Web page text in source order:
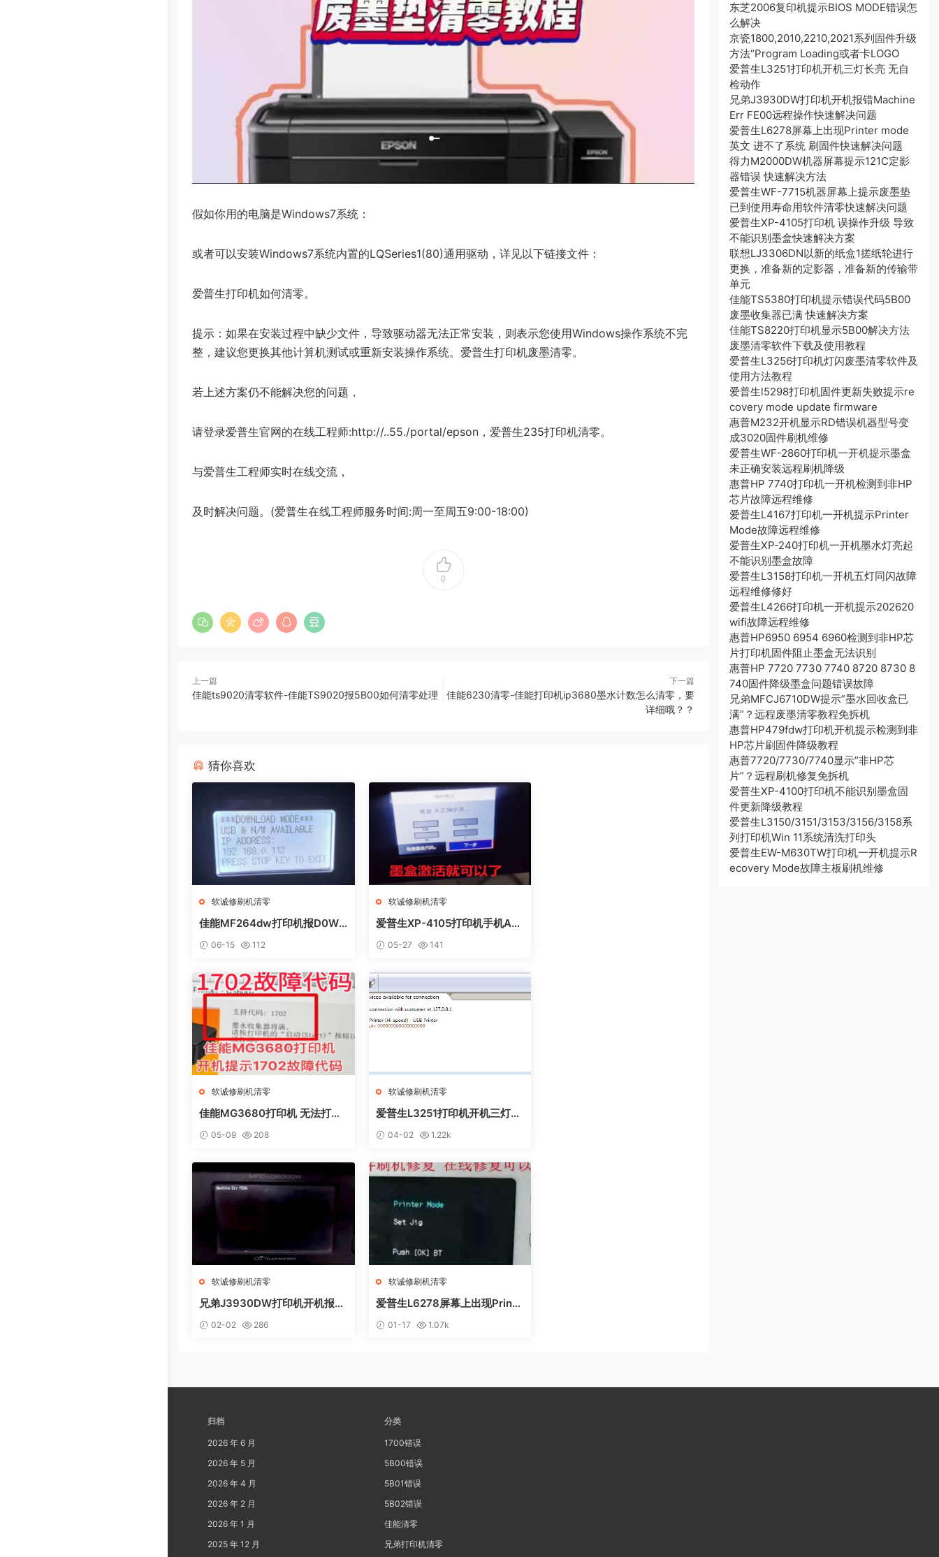
假如你用的电脑是Windows7系统：
或者可以安装Windows7系统内置的LQSeries1(80)通用驱动，详见以下链接文件：
爱普生打印机如何清零。
提示：如果在安装过程中缺少文件，导致驱动器无法正常安装，则表示您使用Windows操作系统不完
整，建议您更换其他计算机测试或重新安装操作系统。爱普生打印机废墨清零。
若上述方案仍不能解决您的问题，
请登录爱普生官网的在线工程师:http://..55./portal/epson，爱普生235打印机清零。
与爱普生工程师实时在线交流，
及时解决问题。(爱普生在线工程师服务时间:周一至周五9:00-18:00)
0
上一篇
佳能ts9020清零软件-佳能TS9020报5B00如何清零处理
下一篇
佳能6230清零-佳能打印机ip3680墨水计数怎么清零，要
详细哦？？
猜你喜欢
软诚修刷机清零
佳能MF264dw打印机报D0WN
06-15 112
软诚修刷机清零
爱普生XP-4105打印机手机AP
盒 05-27 141
软诚修刷机清零
佳能MG3680打印机 无法打印
集器已满
05-09 208
软诚修刷机清零
爱普生L3251打印机开机三灯长
04-02 1.22k
软诚修刷机清零
兄弟J3930DW打印机开机报错
速解决问题
02-02 286
软诚修刷机清零
爱普生L6278屏幕上出现Printe
快速解决问题
01-17 1.07k
东芝2006复印机提示BIOS MODE错误怎
么解决
京瓷1800,2010,2210,2021系列固件升级
方法“Program Loading或者卡LOGO
爱普生L3251打印机开机三灯长亮 无自
检动作
兄弟J3930DW打印机开机报错Machine
Err FE00远程操作快速解决问题
爱普生L6278屏幕上出现Printer mode
英文 进不了系统 刷固件快速解决问题
得力M2000DW机器屏幕提示121C定影
器错误 快速解决方法
爱普生WF-7715机器屏幕上提示废墨垫
已到使用寿命用软件清零快速解决问题
爱普生XP-4105打印机 误操作升级 导致
不能识别墨盒快速解决方案
联想LJ3306DN以新的纸盒1搓纸轮进行
更换，准备新的定影器，准备新的传输带
单元
佳能TS5380打印机提示错误代码5B00
废墨收集器已满 快速解决方案
佳能TS8220打印机显示5B00解决方法
废墨清零软件下载及使用教程
爱普生L3256打印机灯闪废墨清零软件及
使用方法教程
爱普生l5298打印机固件更新失败提示re
covery mode update firmware
惠普M232开机显示RD错误机器型号变
成3020固件刷机维修
爱普生WF-2860打印机一开机提示墨盒
未正确安装远程刷机降级
惠普HP 7740打印机一开机检测到非HP
芯片故障远程维修
爱普生L4167打印机一开机提示Printer
Mode故障远程维修
爱普生XP-240打印机一开机墨水灯亮起
不能识别墨盒故障
爱普生L3158打印机一开机五灯同闪故障
远程维修修好
爱普生L4266打印机一开机提示202620
wifi故障远程维修
惠普HP6950 6954 6960检测到非HP芯
片打印机固件阻止墨盒无法识别
惠普HP 7720 7730 7740 8720 8730 8
740固件降级墨盒问题错误故障
兄弟MFCJ6710DW提示”墨水回收盒已
满”？远程废墨清零教程免拆机
惠普HP479fdw打印机开机提示检测到非
HP芯片刷固件降级教程
惠普7720/7730/7740显示”非HP芯
片”？远程刷机修复免拆机
爱普生XP-4100打印机不能识别墨盒固
件更新降级教程
爱普生L3150/3151/3153/3156/3158系
列打印机Win 11系统清洗打印头
爱普生EW-M630TW打印机一开机提示R
ecovery Mode故障主板刷机维修
归档
2026 年 6 月
2026 年 5 月
2026 年 4 月
2026 年 2 月
2026 年 1 月
2025 年 12 月
分类
1700错误
5B00错误
5B01错误
5B02错误
佳能清零
兄弟打印机清零